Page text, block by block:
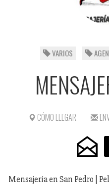
VARIOS
CÓMO LLEGAR
Mensajería en San Pedro |